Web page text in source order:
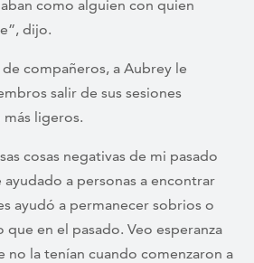
como alguien con quien
dijo.
compañeros, a Aubrey le
salir de sus sesiones
ligeros.
cosas negativas de mi pasado
ayudado a personas a encontrar
ayudó a permanecer sobrios o
en el pasado. Veo esperanza
no la tenían cuando comenzaron a